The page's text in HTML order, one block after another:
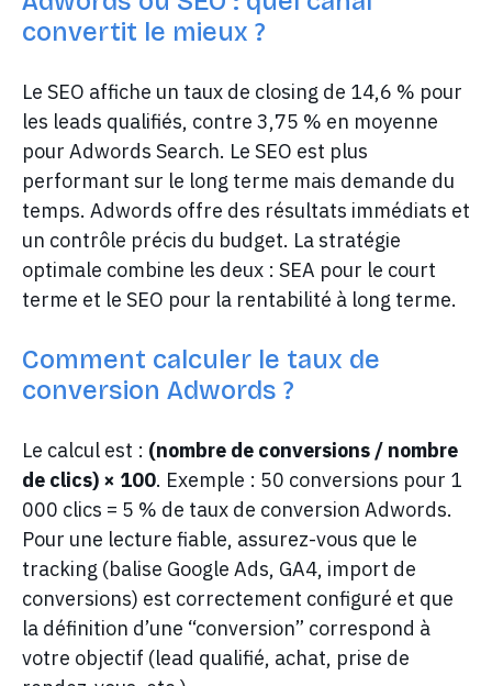
convertit le mieux ?
Le SEO affiche un taux de closing de 14,6 % pour
les leads qualifiés, contre 3,75 % en moyenne
pour Adwords Search. Le SEO est plus
performant sur le long terme mais demande du
temps. Adwords offre des résultats immédiats et
un contrôle précis du budget. La stratégie
optimale combine les deux : SEA pour le court
terme et le SEO pour la rentabilité à long terme.
Comment calculer le taux de
conversion Adwords ?
Le calcul est : (nombre de conversions / nombre
de clics) × 100. Exemple : 50 conversions pour 1
000 clics = 5 % de taux de conversion Adwords.
Pour une lecture fiable, assurez-vous que le
tracking (balise Google Ads, GA4, import de
conversions) est correctement configuré et que
la définition d’une “conversion” correspond à
votre objectif (lead qualifié, achat, prise de